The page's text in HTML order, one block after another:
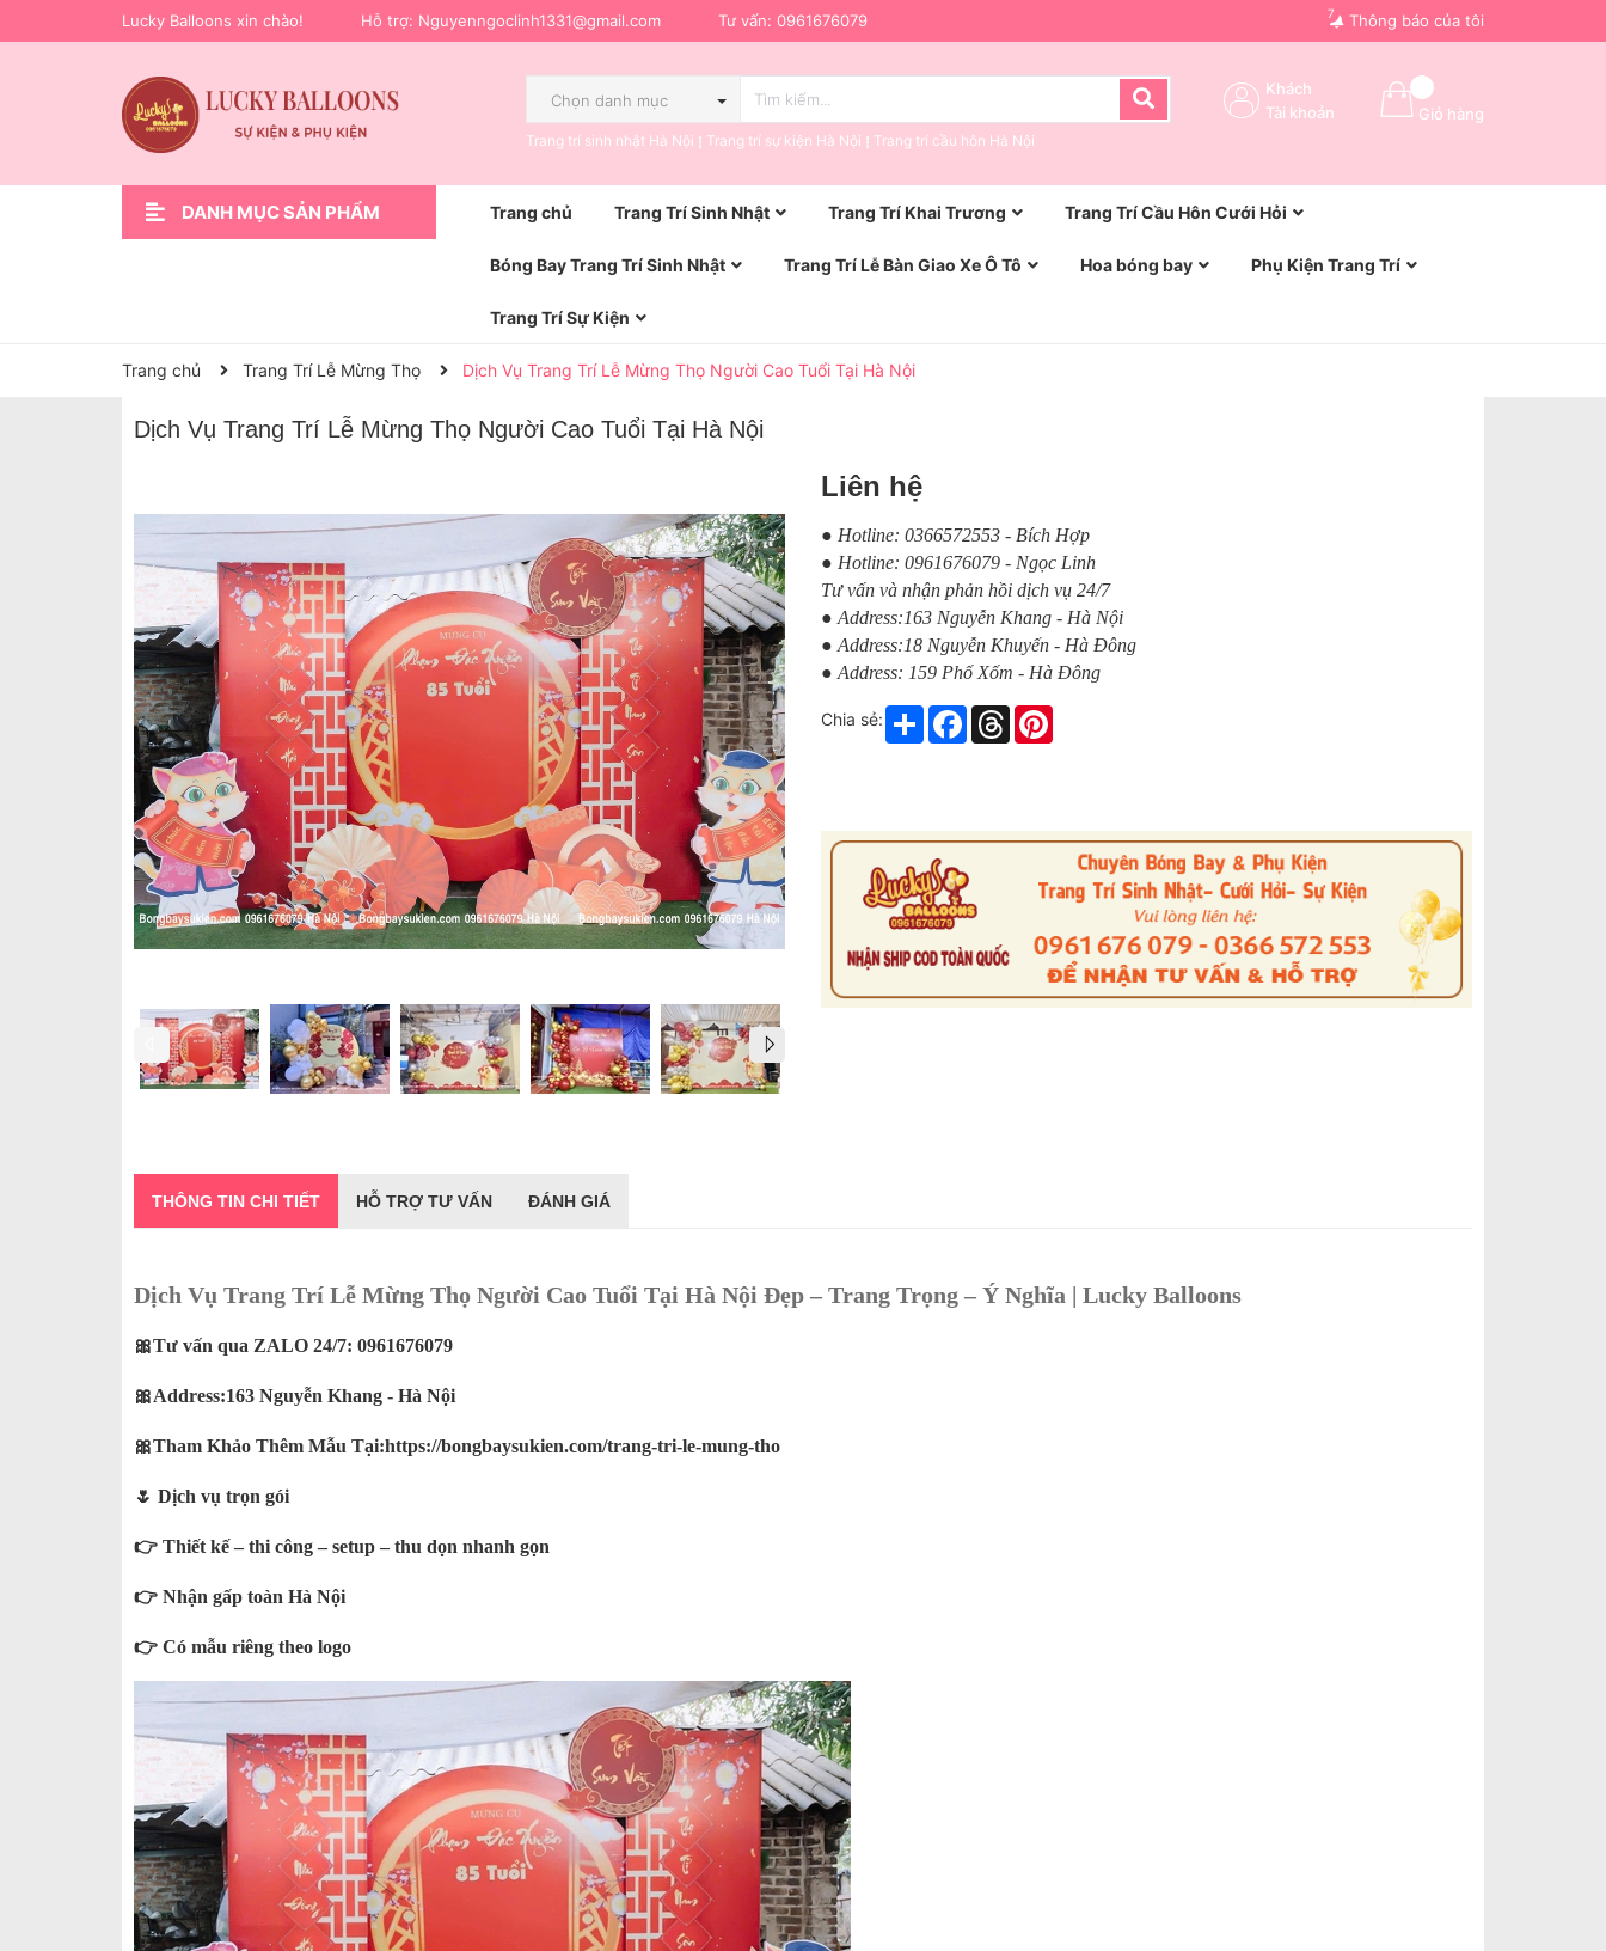
Lucky Balloons xin chào! Hỗ trợ: Nguyenngoclinh1331@gmail.com Tư vấn: 0961676079 Thông báo của tôi
7
Chọn danh mục
Trang trí sinh nhật Hà Nội Trang trí sự kiện Hà Nội Trang trí cầu hôn Hà Nội
Giỏ hàng
Khách
Tài khoản
DANH MỤC SẢN PHẨM Trang chủ Trang Trí Sinh Nhật Trang Trí Khai Trương Trang Trí Cầu Hôn Cưới Hỏi
Bóng Bay Trang Trí Sinh Nhật Trang Trí Lễ Bàn Giao Xe Ô Tô Hoa bóng bay Phụ Kiện Trang Trí
Trang Trí Sự Kiện
Trang chủ Trang Trí Lễ Mừng Thọ Dịch Vụ Trang Trí Lễ Mừng Thọ Người Cao Tuổi Tại Hà Nội
Dịch Vụ Trang Trí Lễ Mừng Thọ Người Cao Tuổi Tại Hà Nội
Liên hệ
● Hotline: 0366572553 - Bích Hợp
● Hotline: 0961676079 - Ngọc Linh
Tư vấn và nhận phản hồi dịch vụ 24/7
● Address:163 Nguyễn Khang - Hà Nội
● Address:18 Nguyễn Khuyến - Hà Đông
● Address: 159 Phố Xốm - Hà Đông
Chia sẻ: Share Facebook
Threads
THÔNG TIN CHI TIẾT HỖ TRỢ TƯ VẤN ĐÁNH GIÁ
Dịch Vụ Trang Trí Lễ Mừng Thọ Người Cao Tuổi Tại Hà Nội Đẹp – Trang Trọng – Ý Nghĩa | Lucky Balloons
🎀Tư vấn qua ZALO 24/7: 0961676079
🎀Address:163 Nguyễn Khang - Hà Nội
🎀Tham Khảo Thêm Mẫu Tại:https://bongbaysukien.com/trang-tri-le-mung-tho
🌷 Dịch vụ trọn gói
👉 Thiết kế – thi công – setup – thu dọn nhanh gọn
👉 Nhận gấp toàn Hà Nội
👉 Có mẫu riêng theo logo